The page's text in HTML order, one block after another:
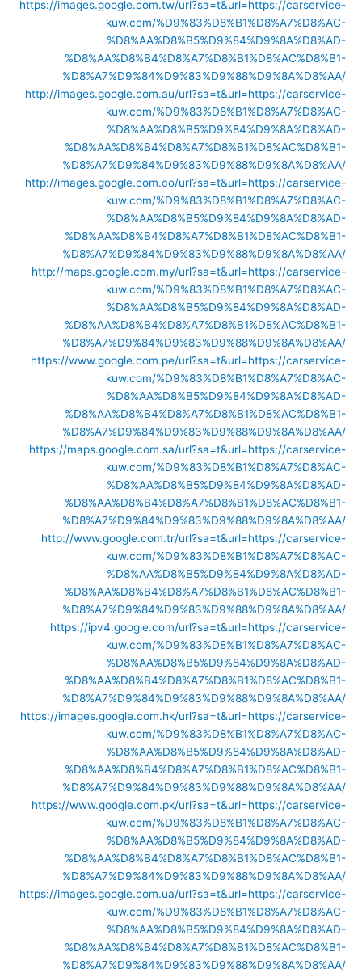
https://images.google.com.tw/url?sa=t&url=https://carservice-
kuw.com/%D9%83%D8%B1%D8%A7%D8%AC-
%D8%AA%D8%B5%D9%84%D9%8A%D8%AD-
%D8%AA%D8%B4%D8%A7%D8%B1%D8%AC%D8%B1-
%D8%A7%D9%84%D9%83%D9%88%D9%8A%D8%AA/
http://images.google.com.au/url?sa=t&url=https://carservice-
kuw.com/%D9%83%D8%B1%D8%A7%D8%AC-
%D8%AA%D8%B5%D9%84%D9%8A%D8%AD-
%D8%AA%D8%B4%D8%A7%D8%B1%D8%AC%D8%B1-
%D8%A7%D9%84%D9%83%D9%88%D9%8A%D8%AA/
http://images.google.com.co/url?sa=t&url=https://carservice-
kuw.com/%D9%83%D8%B1%D8%A7%D8%AC-
%D8%AA%D8%B5%D9%84%D9%8A%D8%AD-
%D8%AA%D8%B4%D8%A7%D8%B1%D8%AC%D8%B1-
%D8%A7%D9%84%D9%83%D9%88%D9%8A%D8%AA/
http://maps.google.com.my/url?sa=t&url=https://carservice-
kuw.com/%D9%83%D8%B1%D8%A7%D8%AC-
%D8%AA%D8%B5%D9%84%D9%8A%D8%AD-
%D8%AA%D8%B4%D8%A7%D8%B1%D8%AC%D8%B1-
%D8%A7%D9%84%D9%83%D9%88%D9%8A%D8%AA/
https://www.google.com.pe/url?sa=t&url=https://carservice-
kuw.com/%D9%83%D8%B1%D8%A7%D8%AC-
%D8%AA%D8%B5%D9%84%D9%8A%D8%AD-
%D8%AA%D8%B4%D8%A7%D8%B1%D8%AC%D8%B1-
%D8%A7%D9%84%D9%83%D9%88%D9%8A%D8%AA/
https://maps.google.com.sa/url?sa=t&url=https://carservice-
kuw.com/%D9%83%D8%B1%D8%A7%D8%AC-
%D8%AA%D8%B5%D9%84%D9%8A%D8%AD-
%D8%AA%D8%B4%D8%A7%D8%B1%D8%AC%D8%B1-
%D8%A7%D9%84%D9%83%D9%88%D9%8A%D8%AA/
http://www.google.com.tr/url?sa=t&url=https://carservice-
kuw.com/%D9%83%D8%B1%D8%A7%D8%AC-
%D8%AA%D8%B5%D9%84%D9%8A%D8%AD-
%D8%AA%D8%B4%D8%A7%D8%B1%D8%AC%D8%B1-
%D8%A7%D9%84%D9%83%D9%88%D9%8A%D8%AA/
https://ipv4.google.com/url?sa=t&url=https://carservice-
kuw.com/%D9%83%D8%B1%D8%A7%D8%AC-
%D8%AA%D8%B5%D9%84%D9%8A%D8%AD-
%D8%AA%D8%B4%D8%A7%D8%B1%D8%AC%D8%B1-
%D8%A7%D9%84%D9%83%D9%88%D9%8A%D8%AA/
https://images.google.com.hk/url?sa=t&url=https://carservice-
kuw.com/%D9%83%D8%B1%D8%A7%D8%AC-
%D8%AA%D8%B5%D9%84%D9%8A%D8%AD-
%D8%AA%D8%B4%D8%A7%D8%B1%D8%AC%D8%B1-
%D8%A7%D9%84%D9%83%D9%88%D9%8A%D8%AA/
https://www.google.com.pk/url?sa=t&url=https://carservice-
kuw.com/%D9%83%D8%B1%D8%A7%D8%AC-
%D8%AA%D8%B5%D9%84%D9%8A%D8%AD-
%D8%AA%D8%B4%D8%A7%D8%B1%D8%AC%D8%B1-
%D8%A7%D9%84%D9%83%D9%88%D9%8A%D8%AA/
https://images.google.com.ua/url?sa=t&url=https://carservice-
kuw.com/%D9%83%D8%B1%D8%A7%D8%AC-
%D8%AA%D8%B5%D9%84%D9%8A%D8%AD-
%D8%AA%D8%B4%D8%A7%D8%B1%D8%AC%D8%B1-
%D8%A7%D9%84%D9%83%D9%88%D9%8A%D8%AA/